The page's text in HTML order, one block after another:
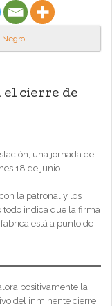
Negro.
el cierre de
una jornada de
18 de junio
la patronal y los
todo indica que la firma
está a punto de
positivamente la
del inminente cierre